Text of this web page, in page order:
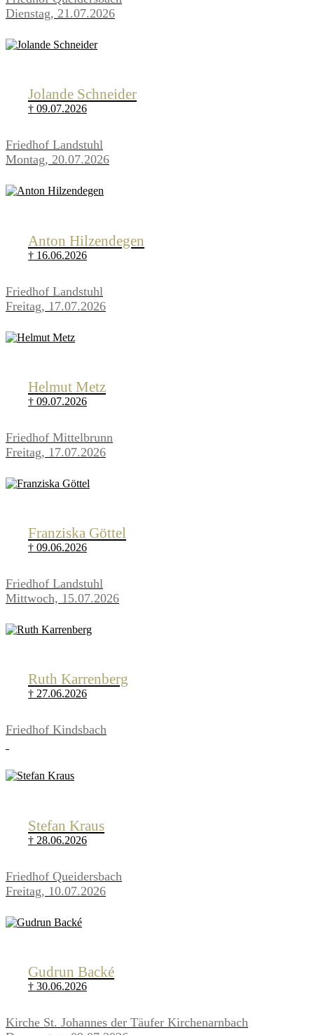
Dienstag, 21.07.2026
Jolande Schneider
† 09.07.2026
Friedhof Landstuhl
Montag, 20.07.2026
Anton Hilzendegen
† 16.06.2026
Friedhof Landstuhl
Freitag, 17.07.2026
Helmut Metz
† 09.07.2026
Friedhof Mittelbrunn
Freitag, 17.07.2026
Franziska Göttel
† 09.06.2026
Friedhof Landstuhl
Mittwoch, 15.07.2026
Ruth Karrenberg
† 27.06.2026
Friedhof Kindsbach
Stefan Kraus
† 28.06.2026
Friedhof Queidersbach
Freitag, 10.07.2026
Gudrun Backé
† 30.06.2026
Kirche St. Johannes der Täufer Kirchenarnbach